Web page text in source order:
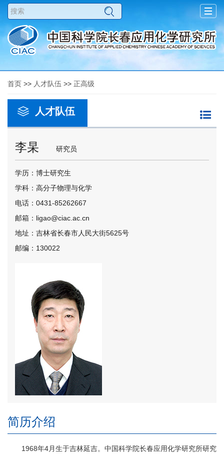
首页 >> 人才队伍 >> 正高级
人才队伍
李杲 研究员
学历：博士研究生
学科：高分子物理与化学
电话：0431-85262667
邮箱：ligao@ciac.ac.cn
地址：吉林省长春市人民大街5625号
邮编：130022
简历介绍
1968年4月生于吉林延吉。中国科学院长春应用化学研究所研究